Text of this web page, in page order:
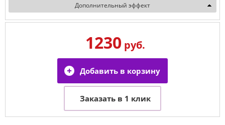
Дополнительный эффект
1230руб.